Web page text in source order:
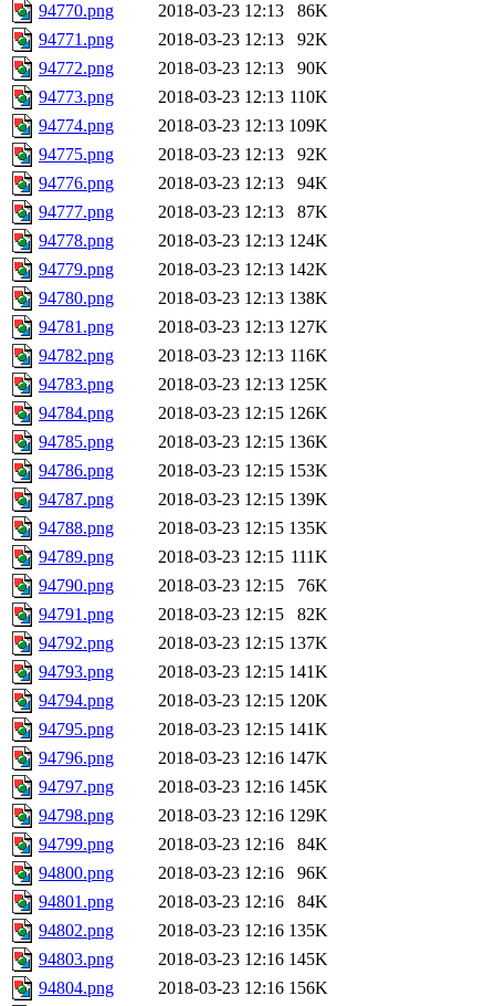
94770.png
2018-03-23 12:13
86K
94771.png
2018-03-23 12:13
92K
94772.png
2018-03-23 12:13
90K
94773.png
2018-03-23 12:13 110K
94774.png
2018-03-23 12:13 109K
94775.png
2018-03-23 12:13
92K
94776.png
2018-03-23 12:13
94K
94777.png
2018-03-23 12:13
87K
94778.png
2018-03-23 12:13 124K
94779.png
2018-03-23 12:13 142K
94780.png
2018-03-23 12:13 138K
94781.png
2018-03-23 12:13 127K
94782.png
2018-03-23 12:13 116K
94783.png
2018-03-23 12:13 125K
94784.png
2018-03-23 12:15 126K
94785.png
2018-03-23 12:15 136K
94786.png
2018-03-23 12:15 153K
94787.png
2018-03-23 12:15 139K
94788.png
2018-03-23 12:15 135K
94789.png
2018-03-23 12:15 111K
94790.png
2018-03-23 12:15
76K
94791.png
2018-03-23 12:15
82K
94792.png
2018-03-23 12:15 137K
94793.png
2018-03-23 12:15 141K
94794.png
2018-03-23 12:15 120K
94795.png
2018-03-23 12:15 141K
94796.png
2018-03-23 12:16 147K
94797.png
2018-03-23 12:16 145K
94798.png
2018-03-23 12:16 129K
94799.png
2018-03-23 12:16
84K
94800.png
2018-03-23 12:16
96K
94801.png
2018-03-23 12:16
84K
94802.png
2018-03-23 12:16 135K
94803.png
2018-03-23 12:16 145K
94804.png
2018-03-23 12:16 156K